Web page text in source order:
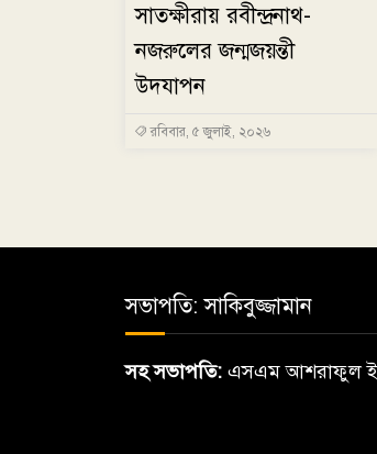
সাতক্ষীরায় রবীন্দ্রনাথ-
নজরুলের জন্মজয়ন্তী
উদযাপন
রবিবার, ৫ জুলাই, ২০২৬
সভাপতি: সাকিবুজ্জামান
সহ সভাপতি: এসএম আশরাফুল